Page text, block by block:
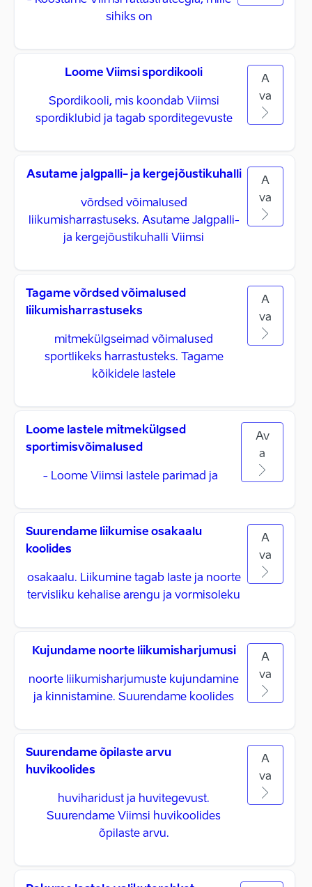
sihiks on
Loome Viimsi spordikooli
Spordikooli, mis koondab Viimsi
spordiklubid ja tagab sporditegevuste
A
va
Asutame jalgpalli- ja kergejõustikuhalli
võrdsed võimalused
liikumisharrastuseks. Asutame Jalgpalli-
ja kergejõustikuhalli Viimsi
A
va
Tagame võrdsed võimalused
liikumisharrastuseks
mitmekülgseimad võimalused
sportlikeks harrastusteks. Tagame
kõikidele lastele
A
va
Loome lastele mitmekülgsed
sportimisvõimalused
- Loome Viimsi lastele parimad ja
Av
a
Suurendame liikumise osakaalu
koolides
osakaalu. Liikumine tagab laste ja noorte
tervisliku kehalise arengu ja vormisoleku
A
va
Kujundame noorte liikumisharjumusi
noorte liikumisharjumuste kujundamine
ja kinnistamine. Suurendame koolides
A
va
Suurendame õpilaste arvu
huvikoolides
huviharidust ja huvitegevust.
Suurendame Viimsi huvikoolides
õpilaste arvu.
A
va